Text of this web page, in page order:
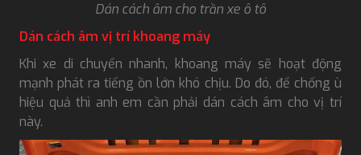
Dán cách âm cho trần xe ô tô
Dán cách âm vị trí khoang máy
Khi xe di chuyển nhanh, khoang máy sẽ hoạt động
mạnh phát ra tiếng ồn lớn khó chịu. Do đó, để chống ù
hiệu quả thì anh em cần phải dán cách âm cho vị trí
này.